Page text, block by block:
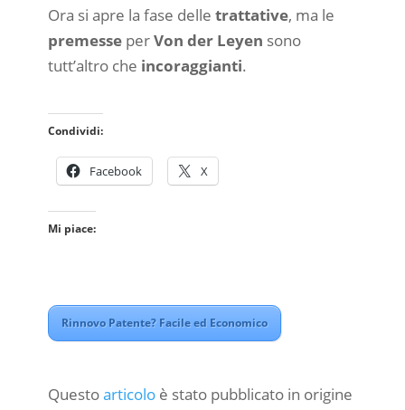
Ora si apre la fase delle trattative, ma le
premesseperVon der Leyen sono
tutt’altro che incoraggianti.
Condividi:
Facebook X
Mi piace:
Rinnovo Patente? Facile ed Economico
Questoarticoloè stato pubblicato in origine